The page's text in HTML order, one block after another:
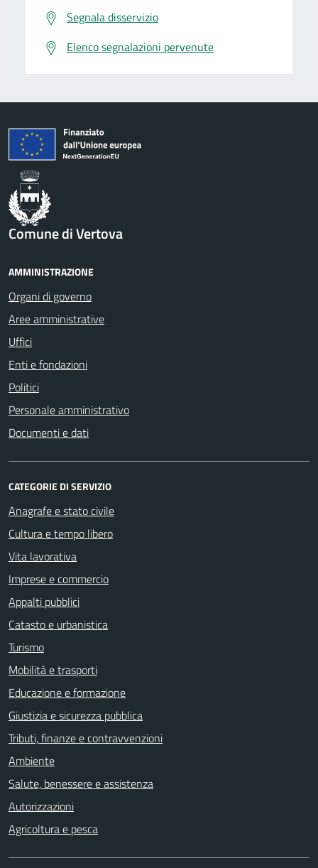
Segnala disservizio
Elenco segnalazioni pervenute
Comune di Vertova
AMMINISTRAZIONE
Organi di governo
Aree amministrative
Uffici
Enti e fondazioni
Politici
Personale amministrativo
Documenti e dati
CATEGORIE DI SERVIZIO
Anagrafe e stato civile
Cultura e tempo libero
Vita lavorativa
Imprese e commercio
Appalti pubblici
Catasto e urbanistica
Turismo
Mobilità e trasporti
Educazione e formazione
Giustizia e sicurezza pubblica
Tributi, finanze e contravvenzioni
Ambiente
Salute, benessere e assistenza
Autorizzazioni
Agricoltura e pesca